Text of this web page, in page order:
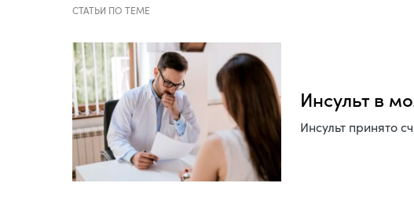
Инсульт в
Инсульт принято